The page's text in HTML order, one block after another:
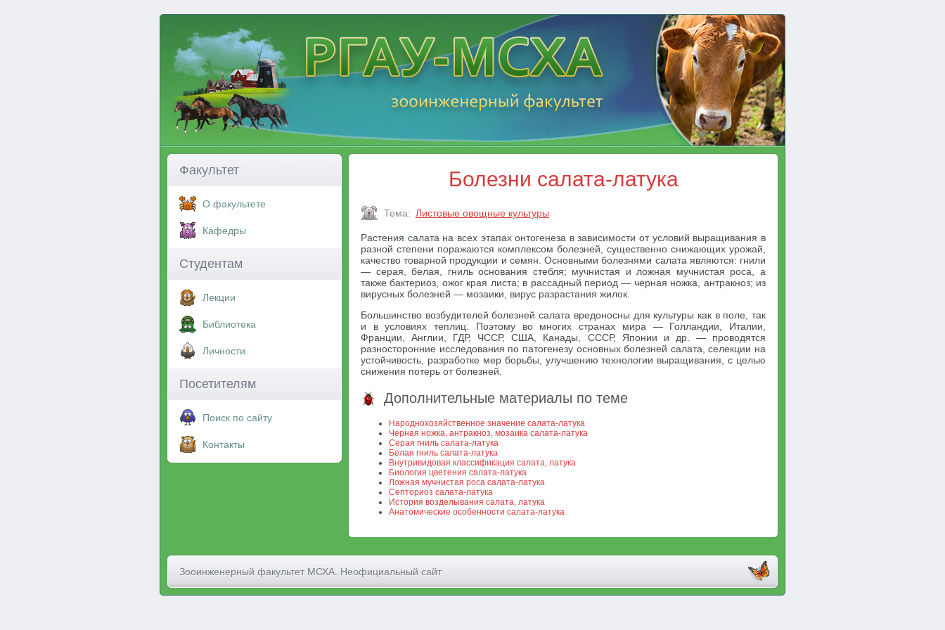
Факультет
О факультете
Кафедры
Студентам
Лекции
Библиотека
Личности
Посетителям
Поиск по сайту
Контакты
Болезни салата-латука
Тема: Листовые овощные культуры
Растения салата на всех этапах онтогенеза в зависимости от условий выращивания в
разной степени поражаются комплексом болезней, существенно снижающих урожай,
качество товарной продукции и семян. Основными болезнями салата являются: гнили
— серая, белая, гниль основания стебля; мучнистая и ложная мучнистая роса, а
также бактериоз, ожог края листа; в рассадный период — черная ножка, антракноз; из
вирусных болезней — мозаики, вирус разрастания жилок.
Большинство возбудителей болезней салата вредоносны для культуры как в поле, так
и в условиях теплиц. Поэтому во многих странах мира — Голландии, Италии,
Франции, Англии, ГДР, ЧССР, США, Канады, СССР, Японии и др. — проводятся
разносторонние исследования по патогенезу основных болезней салата, селекции на
устойчивость, разработке мер борьбы, улучшению технологии выращивания, с целью
снижения потерь от болезней.
Дополнительные материалы по теме
Народнохозяйственное значение салата-латука
Черная ножка, антракноз, мозаика салата-латука
Серая гниль салата-латука
Белая гниль салата-латука
Внутривидовая классификация салата, латука
Биология цветения салата-латука
Ложная мучнистая роса салата-латука
Септориоз салата-латука
История возделывания салата, латука
Анатомические особенности салата-латука
Зооинженерный факультет МСХА. Неофициальный сайт